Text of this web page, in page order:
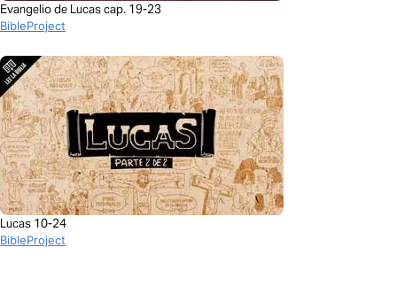
Evangelio de Lucas cap. 19-23
BibleProject
Lucas 10-24
BibleProject